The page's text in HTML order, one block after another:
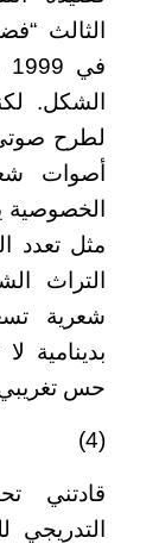
الثالث
الشكل.
لطرح
أصوات
الخصوصية
مثل تعدد
التراث
شعرية
بدينامية
حس
(4)
قادتني
التدريجي